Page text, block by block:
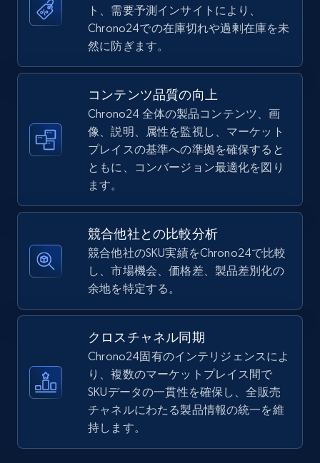
5.4K+ 667+ 今すぐ始める
TikTok Shop - Collect TikTok shop products
URL, Title, Available, Description, Currency, Initial
price, Final price, Discount percent, and more.
TikTok Shop - discover records by shop url
URL, Title, Available, Description, Currency, Initial
price, Final price, Discount percent, and more.
今すぐ始める
Amazon sellers info
Seller id, URL, Seller name, Description, Detailed
info, Stars, Feedbacks, Return policy, and more.
ト、需要予測インサイトにより、
Chrono24での在庫切れや過剰在庫を未
然に防ぎます。
コンテンツ品質の向上
Chrono24 全体の製品コンテンツ、画
像、説明、属性を監視し、マーケット
プレイスの基準への準拠を確保すると
ともに、コンバージョン最適化を図り
ます。
競合他社との比較分析
競合他社のSKU実績をChrono24で比較
し、市場機会、価格差、製品差別化の
余地を特定する。
クロスチャネル同期
Chrono24固有のインテリジェンスによ
り、複数のマーケットプレイス間で
SKUデータの一貫性を確保し、全販売
チャネルにわたる製品情報の統一を維
持します。